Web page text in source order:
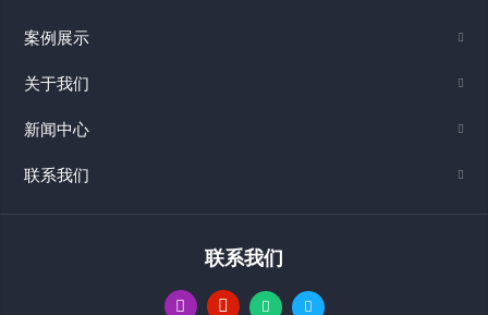
案例展示
关于我们
新闻中心
联系我们
联系我们